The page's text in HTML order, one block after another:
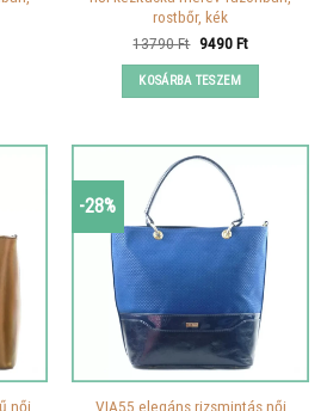
rostbőr, kék
13790Ft Original
was:
13790 Ft.
9490FtCurrent
KOSÁRBA TESZEM
női
-28%
VIA55 elegáns rizsmintás női